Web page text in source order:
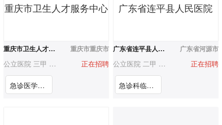
重庆市卫生人才服务中心
重庆市卫生人才服务中心 重庆市重庆市
公立医院 三甲 3000人以上正在招聘
急诊医学科急诊医学科医师（重庆市第十三人民医院）
广东省连平县人民医院
广东省连平县人民医院 广东省河源市
公立医院 二甲 200-500人正在招聘
急诊科临床骨干/高学历医师